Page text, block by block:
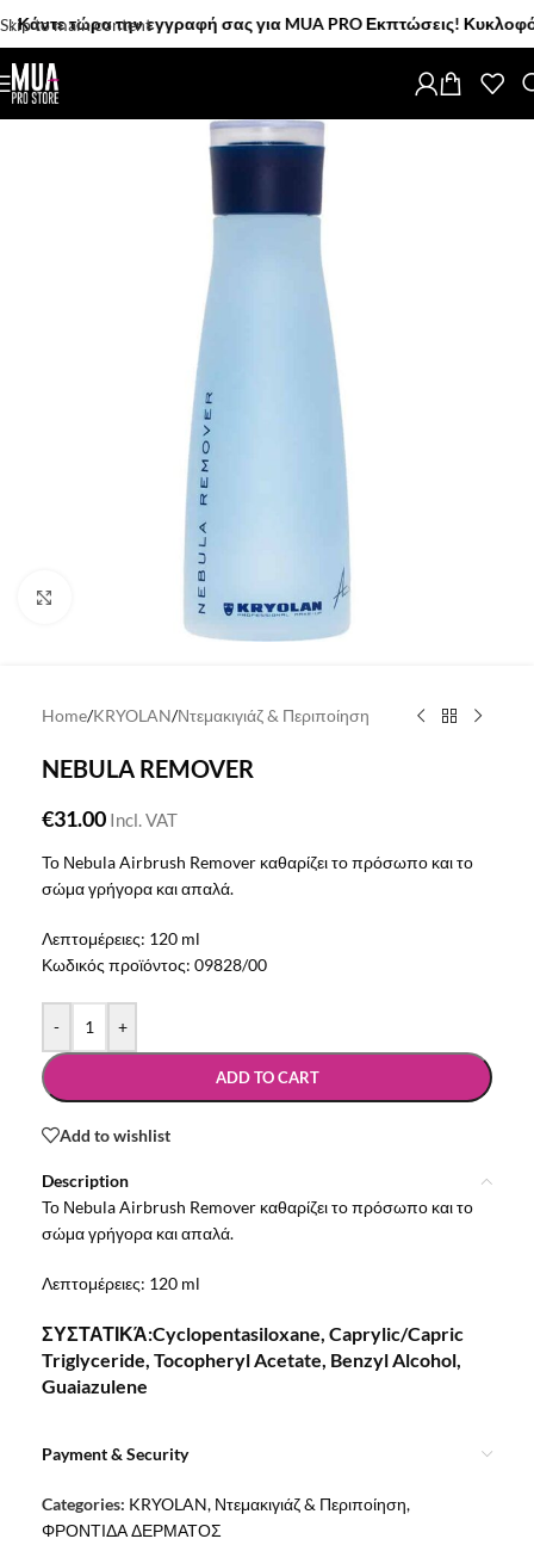
Skip to main content
τώρα την εγγραφή σας για MUA PRO Εκπτώσεις!
Home/KRYOLAN/Ντεμακιγιάζ & Περιποίηση
NEBULA REMOVER
€31.00 Incl. VAT
Το Νebula Airbrush Remover καθαρίζει τo πρόσωπο και το
σώμα γρήγορα και απαλά.
Λεπτομέρειες: 120 ml
Κωδικός προϊόντος: 09828/00
- +
ADD TO CART
Add to wishlist
Description
Το Νebula Airbrush Remover καθαρίζει τo πρόσωπο και το
σώμα γρήγορα και απαλά.
Λεπτομέρειες: 120 ml
ΣΥΣΤΑΤΙΚΆ:Cyclopentasiloxane, Caprylic/Capric
Triglyceride, Tocopheryl Acetate, Benzyl Alcohol,
Guaiazulene
Payment & Security
Categories: KRYOLAN, Ντεμακιγιάζ & Περιποίηση,
ΦΡΟΝΤΙΔΑ ΔΕΡΜΑΤΟΣ